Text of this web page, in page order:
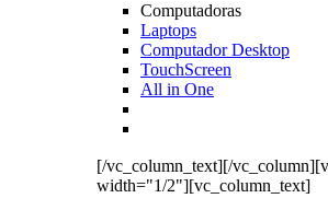
Computadoras
Laptops
Computador Desktop
TouchScreen
All in One
[/vc_column_text][/
width="1/2"][vc_column_text]